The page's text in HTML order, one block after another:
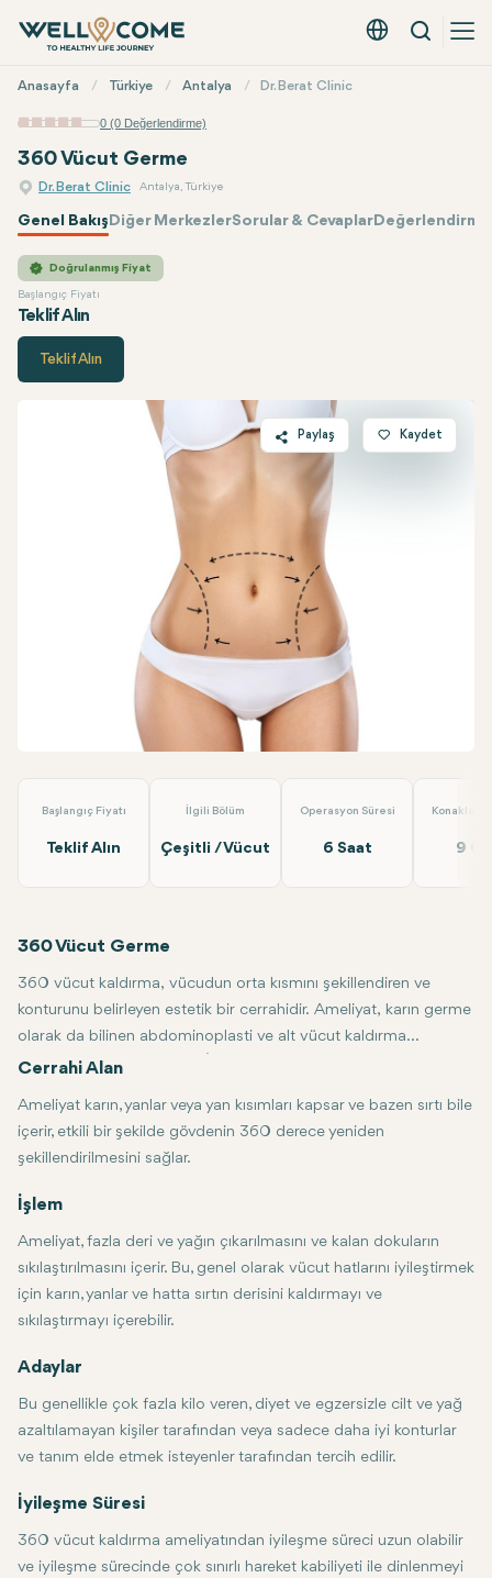
Türkçe - EUR
Arama
Menü
Anasayfa Türkiye Antalya Dr. Berat Clinic
0 (0 Değerlendirme)
360 Vücut Germe
Dr. Berat Clinic Antalya, Türkiye
Genel BakışDiğer MerkezlerSorular & Cevaplar
Doğrulanmış Fiyat
Başlangıç Fiyatı
Teklif Alın
Dr. Berat ClinicFiyatı
Teklif Alın
Paylaş
Twitter
Facebook
Linkedin
WhatsApp
Telegram
E-posta
Kaydet
Başlangıç Fiyatı
Teklif Alın
İlgili Bölüm
Çeşitli / Vücut
Operasyon Süresi
6 Saat 9
360 Vücut Germe
360 vücut kaldırma, vücudun orta kısmını şekillendiren ve
konturunu belirleyen estetik bir cerrahidir. Ameliyat, karın germe
olarak da bilinen abdominoplasti ve alt vücut kaldırma
özelliklerini birleştirecektir. İşte bunun tipik olarak neleri
Cerrahi Alan
Ameliyat karın, yanlar veya yan kısımları kapsar ve bazen sırtı bile
içerir, etkili bir şekilde gövdenin 360 derece yeniden
şekillendirilmesini sağlar.
İşlem
Ameliyat, fazla deri ve yağın çıkarılmasını ve kalan dokuların
sıkılaştırılmasını içerir. Bu, genel olarak vücut hatlarını iyileştirmek
için karın, yanlar ve hatta sırtın derisini kaldırmayı ve
sıkılaştırmayı içerebilir.
Adaylar
Bu genellikle çok fazla kilo veren, diyet ve egzersizle cilt ve yağ
azaltılamayan kişiler tarafından veya sadece daha iyi konturlar
ve tanım elde etmek isteyenler tarafından tercih edilir.
İyileşme Süresi
360 vücut kaldırma ameliyatından iyileşme süreci uzun olabilir
ve iyileşme sürecinde çok sınırlı hareket kabiliyeti ile dinlenmeyi